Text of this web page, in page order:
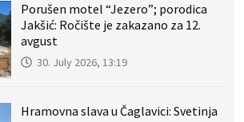
Porušen motel “Jezero”; porodica
Jakšić: Ročište je zakazano za 12.
avgust
30. July 2026, 13:19
Hramovna slava u Čaglavici: Svetinja